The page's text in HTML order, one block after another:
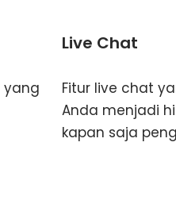
yang
Live Chat
Fitur live chat
Anda menjadi
kapan saja